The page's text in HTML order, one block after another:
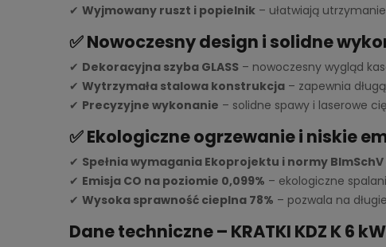
✔ Wyjmowany ruszt i popielnik – ułatwiają
✅ Nowoczesny design i solidne
✔ Dekoracyjna szyba GLASS – nowoczesny wygląd
✔ Wytrzymała stalowa konstrukcja – zapewnia
✔ Precyzyjne wykonanie – solidne spawy i laserowe
✅ Ekologiczne ogrzewanie i niskie
✔ Spełnia wymagania Ekoprojektu i normy BImSchV
✔ Emisja CO na poziomie 0,099% – ekologiczne
✔ Wysoka sprawność cieplna 78% – pozwala na
Dane techniczne – KRATKI KDZ K 6 kW